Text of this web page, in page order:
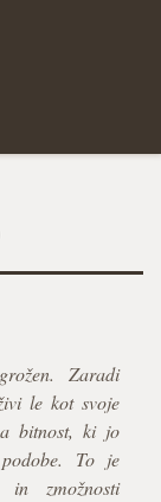
Zaradi
le kot svoje
bitnost, ki jo
To je
zmožnosti